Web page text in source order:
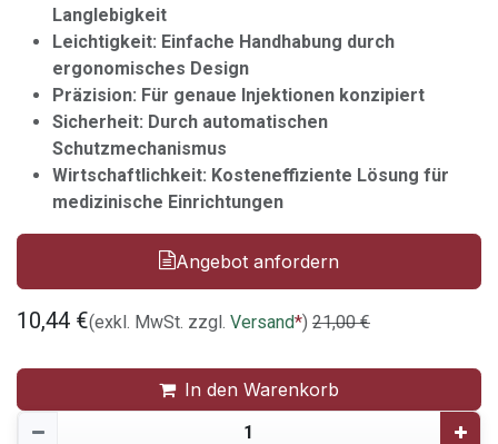
Langlebigkeit
Leichtigkeit: Einfache Handhabung durch
ergonomisches Design
Präzision: Für genaue Injektionen konzipiert
Sicherheit: Durch automatischen
Schutzmechanismus
Wirtschaftlichkeit: Kosteneffiziente Lösung für
medizinische Einrichtungen
Angebot anfordern
10,44 €(exkl. MwSt. zzgl. Versand*) 21,00€
In den Warenkorb